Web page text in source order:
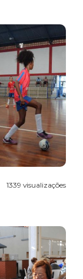
1339 visualizações